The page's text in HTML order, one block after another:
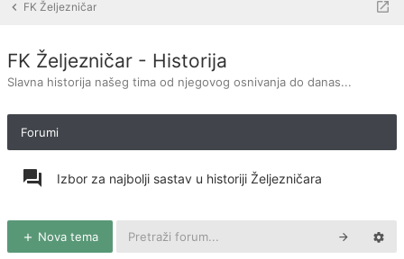
FK Željezničar
FK Željezničar - Historija
Slavna historija našeg tima od njegovog osnivanja do danas...
Forumi
Izbor za najbolji sastav u historiji Željezničara
Nova tema